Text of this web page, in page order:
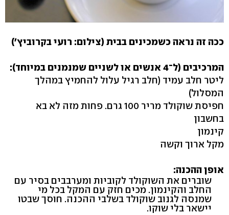
ככה זה נראה כשמכינים בבית (צילום: רועי בקרוביץ')
המרכיבים (ל־4 אנשים או לשניים שמנמנים במיוחד):
ליטר חלב עמיד (חלב רגיל עלול להחמיץ במהלך
המסלול)
חפיסת שוקולד מריר 100 גרם. פחות מזה לא בא
בחשבון
קינמון
מקל ארוך וקשה
אופן ההכנה:
שוברים את השוקולד לקוביות ומערבבים בסיר עם
החלב והקינמון. מכים חזק עם המקל בכל מי
שמנסה לגנוב שוקולד בשלבי ההכנה. חוסך שבטו
יישאר בלי שוקו.